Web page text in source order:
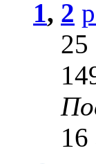
1, 2
25
16